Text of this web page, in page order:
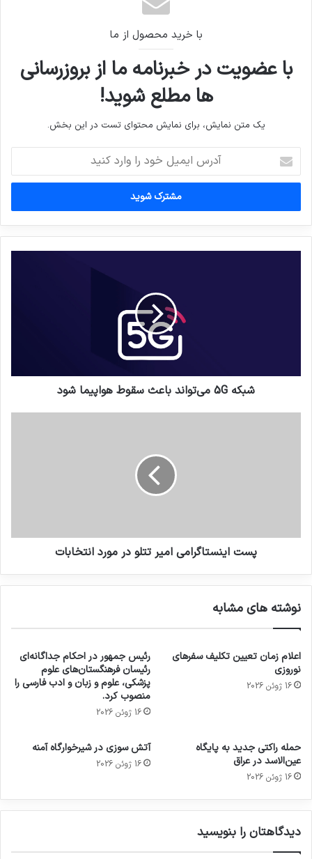
با خرید محصول از ما
با عضویت در خبرنامه ما از بروزرسانی
ها مطلع شوید!
یک متن نمایش، برای نمایش محتوای تست در این بخش.
ایمیل
خود
وارد
کنید
شبکه 5G می‌تواند باعث سقوط هواپیما شود
پست اینستاگرامی امیر تتلو در مورد انتخابات
نوشته های مشابه
اعلام زمان تعیین تکلیف سفرهای
نوروزی
16 ژوئن 2026
رئیس جمهور در احکام جداگانه‌ای
رئیسان فرهنگستان‌های علوم
پزشکی، علوم و زبان و ادب فارسی را
منصوب کرد.
16 ژوئن 2026
حمله راکتی جدید به پایگاه
عین‌الاسد در عراق
16 ژوئن 2026
آتش سوزی در شیرخوارگاه آمنه
16 ژوئن 2026
دیدگاهتان را بنویسید